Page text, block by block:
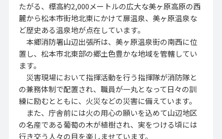
たがる、標高約2,000メートルの広大な美ヶ原高原の西
麓から松本市街地北東にかけて扉温泉、美ヶ原温泉な
ど歴史ある温泉地が点在しています。
本郷消防署山辺出張所は、美ヶ原温泉街の南西に位
置し、松本市北東部の郷土色豊かな地域を管轄してい
ます。
災害現場において指揮活動を行う指揮隊が消防隊と
の兼務体制で配置され、職員が一丸となって日々の訓
練に励むとともに、火災などの災害に備えています。
また、庁舎前には火の用心の願いを込めて山辺地区
の名産である葡萄の木が植樹され、実をつける頃には
行き交う人々の目を楽しませています。